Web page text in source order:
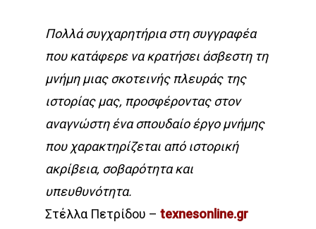
Πολλά συγχαρητήρια στη συγγραφέα
που κατάφερε να κρατήσει άσβεστη τη
μνήμη μιας σκοτεινής πλευράς της
ιστορίας μας, προσφέροντας στον
αναγνώστη ένα σπουδαίο έργο μνήμης
που χαρακτηρίζεται από ιστορική
ακρίβεια, σοβαρότητα και
υπευθυνότητα.
Στέλλα Πετρίδου – texnesonline.gr